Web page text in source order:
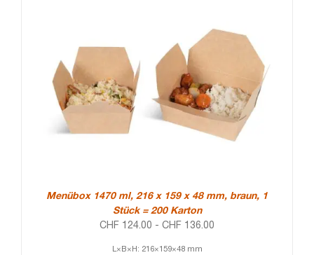
Menübox 1470 ml, 216 x 159 x 48 mm, braun, 1
Stück = 200 Karton
CHF 124.00 - CHF 136.00
L×B×H: 216×159×48 mm